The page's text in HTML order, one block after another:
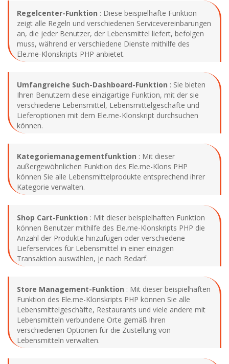
Regelcenter-Funktion : Diese beispielhafte Funktion
zeigt alle Regeln und verschiedenen Servicevereinbarungen
an, die jeder Benutzer, der Lebensmittel liefert, befolgen
muss, während er verschiedene Dienste mithilfe des
Ele.me-Klonskripts PHP anbietet.
Umfangreiche Such-Dashboard-Funktion : Sie bieten
Ihren Benutzern diese einzigartige Funktion, mit der sie
verschiedene Lebensmittel, Lebensmittelgeschäfte und
Lieferoptionen mit dem Ele.me-Klonskript durchsuchen
können.
Kategoriemanagementfunktion : Mit dieser
außergewöhnlichen Funktion des Ele.me-Klons PHP
können Sie alle Lebensmittelprodukte entsprechend ihrer
Kategorie verwalten.
Shop Cart-Funktion : Mit dieser beispielhaften Funktion
können Benutzer mithilfe des Ele.me-Klonskripts PHP die
Anzahl der Produkte hinzufügen oder verschiedene
Lieferservices für Lebensmittel in einer einzigen
Transaktion auswählen, je nach Bedarf.
Store Management-Funktion : Mit dieser beispielhaften
Funktion des Ele.me-Klonskripts PHP können Sie alle
Lebensmittelgeschäfte, Restaurants und viele andere mit
Lebensmitteln verbundene Orte gemäß ihren
verschiedenen Optionen für die Zustellung von
Lebensmitteln verwalten.